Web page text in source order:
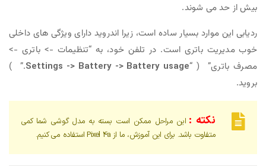
بیش از حد می شوند.
ردیابی این موارد بسیار ساده است، زیرا اندروید دارای ویژگی های داخلی
خوب مدیریت باتری است. در تلفن خود، به “تنظیمات -> باتری ->
مصرف باتری” ( “Settings -> Battery -> Battery usage
.” )
بروید.
نکته : این مراحل ممکن است بسته به مدل گوشی شما کمی
متفاوت باشد. برای این آموزش، ما از Pixel 4a استفاده می کنیم.